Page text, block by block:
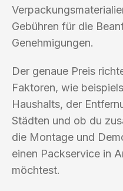
Gebühren für die
Genehmigungen.
Der genaue Preis
Faktoren, wie
Haushalts, der
Städten und ob du
die Montage und
einen Packservice in
möchtest.